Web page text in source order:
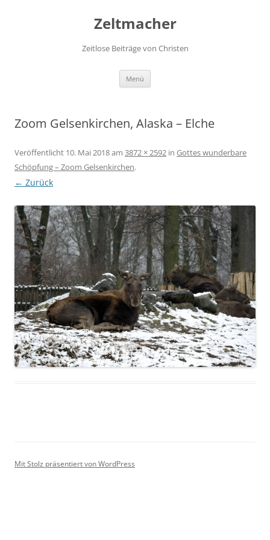
Zeltmacher
Zeitlose Beiträge von Christen
Menü
Zoom Gelsenkirchen, Alaska – Elche
Veröffentlicht 10. Mai 2018am 3872 × 2592 in Gottes wunderbare
Schöpfung – Zoom Gelsenkirchen.
← Zurück
Mit Stolz präsentiert von WordPress